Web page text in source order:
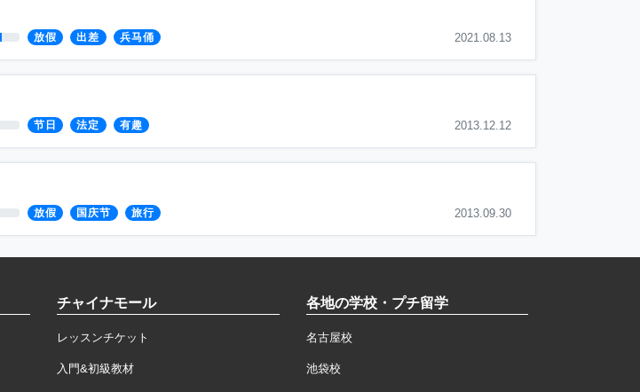
放假 出差 兵马俑 2021.08.13
节日 法定 有趣 2013.12.12
放假 国庆节 旅行 2013.09.30
チャイナモール
レッスンチケット
入門&初級教材
各地の学校・プチ留学
名古屋校
池袋校